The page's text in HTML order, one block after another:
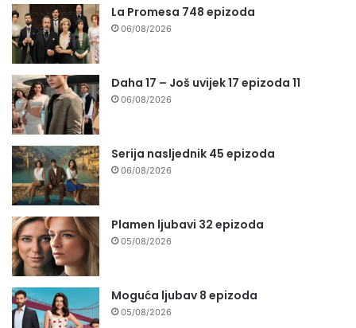
La Promesa 748 epizoda
06/08/2026
Daha 17 – Još uvijek 17 epizoda 11
06/08/2026
Serija nasljednik 45 epizoda
06/08/2026
Plamen ljubavi 32 epizoda
05/08/2026
Moguća ljubav 8 epizoda
05/08/2026